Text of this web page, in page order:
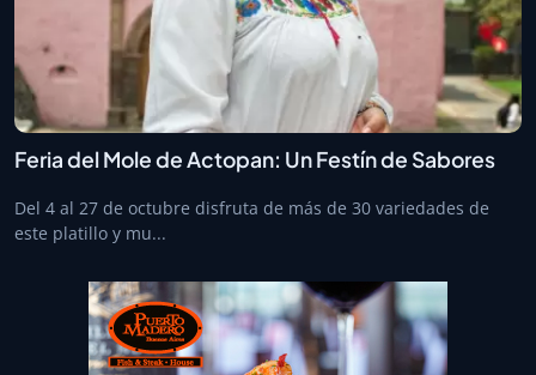
Feria del Mole de Actopan: Un Festín de Sabores
Del 4 al 27 de octubre disfruta de más de 30 variedades de
este platillo y mu...